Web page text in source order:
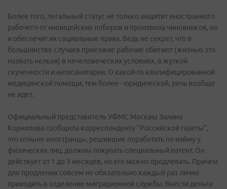
Более того, легальный статус не только защитит иностранного
рабочего от милицейских поборов и произвола чиновников, но
и обеспечит их социальные права. Ведь не секрет, что в
большинстве случаев приезжие рабочие обитают (жизнью это
назвать нельзя) в нечеловеческих условиях, в жуткой
скученности и антисанитарии. О какой-то квалифицированной
медицинской помощи, тем более - юридической, речь вообще
не идет.
Официальный представитель УФМС Москвы Залина
Корнилова сообщила корреспонденту "Российской газеты",
что отныне иностранцы, решившие поработать по найму у
физических лиц, должны покупать специальный патент. Он
действует от 1 до 3 месяцев, но его можно продлевать. Причем
для продления совсем не обязательно каждый раз лично
приходить в отделение миграционной службы. Внести деньги